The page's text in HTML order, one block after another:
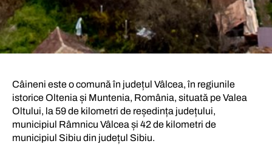
Câineni este o comună în județul Vâlcea, în regiunile
istorice Oltenia și Muntenia, România, situată pe Valea
Oltului, la 59 de kilometri de reședința județului,
municipiul Râmnicu Vâlcea și 42 de kilometri de
municipiul Sibiu din județul Sibiu.